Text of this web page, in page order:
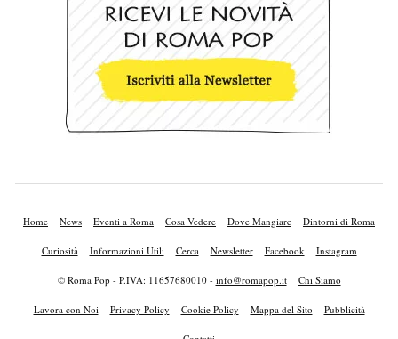
Home News Eventi a Roma Cosa Vedere Dove Mangiare Dintorni di Roma
Curiosità Informazioni Utili Cerca Newsletter Facebook Instagram
© Roma Pop - P.IVA: 11657680010 - info@romapop.it Chi Siamo
Lavora con Noi Privacy Policy Cookie Policy Mappa del Sito Pubblicità